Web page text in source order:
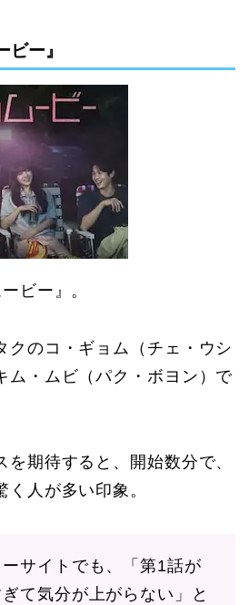
ー』
ビー』。
クのコ・ギョム（チェ・ウシ
ム・ムビ（パク・ボヨン）で
期待すると、開始数分で、
人が多い印象。
サイトでも、「第1話が
て気分が上がらない」と